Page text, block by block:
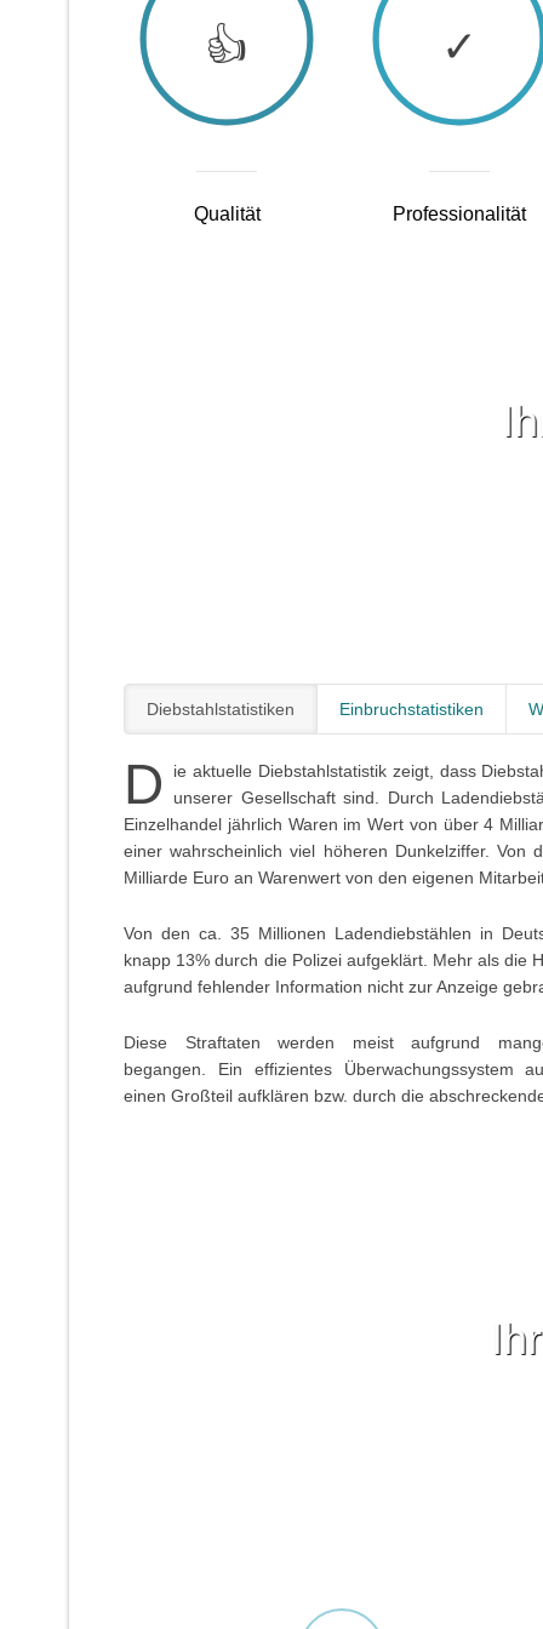
Qualität Professionalität
Diebstahlstatistiken Einbruchstatistiken
D
ie aktuelle Diebstahlstatistik zeigt, dass
unserer Gesellschaft sind. Durch
Einzelhandel jährlich Waren im Wert von über 4
einer wahrscheinlich viel höheren Dunkelziffer. Von
Milliarde Euro an Warenwert von den eigenen
Von den ca. 35 Millionen Ladendiebstählen in
knapp 13% durch die Polizei aufgeklärt. Mehr als die
aufgrund fehlender Information nicht zur Anzeige
Diese Straftaten werden meist aufgrund
begangen. Ein effizientes Überwachungssystem
einen Großteil aufklären bzw. durch die